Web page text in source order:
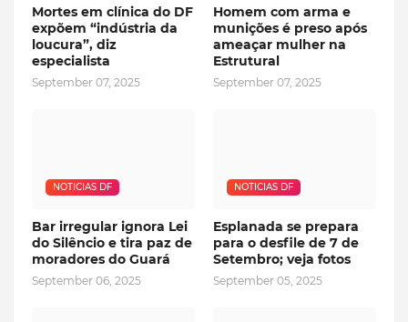
Mortes em clínica do DF
expõem “indústria da
loucura”, diz
especialista
September 07, 2025
Homem com arma e
munições é preso após
ameaçar mulher na
Estrutural
September 07, 2025
NOTICIAS DF
Bar irregular ignora Lei
do Silêncio e tira paz de
moradores do Guará
September 06, 2025
NOTICIAS DF
Esplanada se prepara
para o desfile de 7 de
Setembro; veja fotos
September 05, 2025